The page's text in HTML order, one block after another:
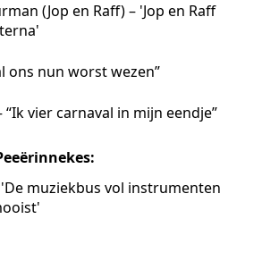
(Jop en Raff) – 'Jop en Raff
ons nun worst wezen”
vier carnaval in mijn eendje”
muziekbus vol instrumenten